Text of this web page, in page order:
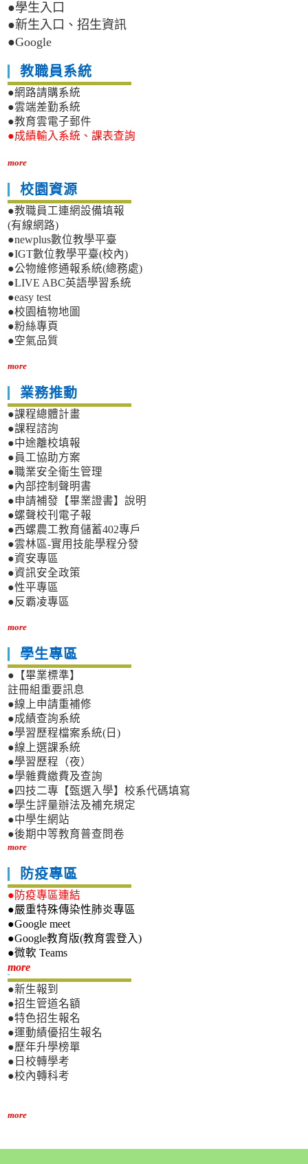
●學生入口
●新生入口、招生資訊
●Google
教職員系統
●網路請購系統
●雲端差勤系統
●教育雲電子郵件
●成績輸入系統、課表查詢
more
校園資源
●教職員工連網設備填報
(有線網路)
●newplus數位教學平臺
●IGT數位教學平臺(校內)
●公物維修通報系統(總務處)
●LIVE ABC英語學習系統
●easy test
●校園植物地圖
●粉絲專頁
●空氣品質
more
業務推動
●課程總體計畫
●課程諮詢
●中途離校填報
●員工協助方案
●職業安全衛生管理
●內部控制聲明書
●申請補發【畢業證書】說明
●螺聲校刊電子報
●西螺農工教育儲蓄402專戶
●雲林區-實用技能學程分發
●資安專區
●資訊安全政策
●性平專區
●反霸凌專區
more
學生專區
●【畢業標準】
註冊組重要訊息
●線上申請重補修
●成績查詢系統
●學習歷程檔案系統(日)
●線上選課系統
●學習歷程（夜）
●學雜費繳費及查詢
●四技二專【甄選入學】校系代碼填寫
●學生評量辦法及補充規定
●中學生網站
●後期中等教育普查問卷
more
防疫專區
●防疫專區連結
●嚴重特殊傳染性肺炎專區
●Google meet
●Google教育版(教育雲登入)
●微軟 Teams
more新生專區
●新生報到
●招生管道名額
●特色招生報名
●運動績優招生報名
●歷年升學榜單
●日校轉學考
●校內轉科考
more